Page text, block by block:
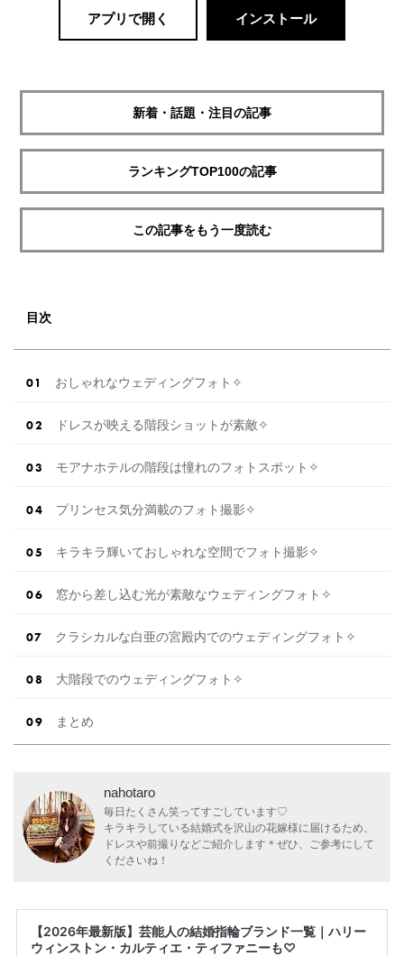
アプリで開く インストール
新着・話題・注目の記事
ランキングTOP100の記事
この記事をもう一度読む
目次
おしゃれなウェディングフォト✧
ドレスが映える階段ショットが素敵✧
モアナホテルの階段は憧れのフォトスポット✧
プリンセス気分満載のフォト撮影✧
キラキラ輝いておしゃれな空間でフォト撮影✧
窓から差し込む光が素敵なウェディングフォト✧
クラシカルな白亜の宮殿内でのウェディングフォト✧
大階段でのウェディングフォト✧
まとめ
nahotaro
毎日たくさん笑ってすごしています♡
キラキラしている結婚式を沢山の花嫁様に届けるため、
ドレスや前撮りなどご紹介します＊ぜひ、ご参考にして
くださいね！
【2026年最新版】芸能人の結婚指輪ブランド一覧｜ハリー
ウィンストン・カルティエ・ティファニーも♡